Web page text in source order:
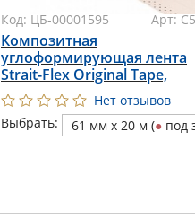
Код: ЦБ-00001595 Арт:
Композитная
углоформирующая лента
Strait-Flex Original Tape,
универсальнаяНет отзывов
Выбрать:
61 мм x 20 м (● под